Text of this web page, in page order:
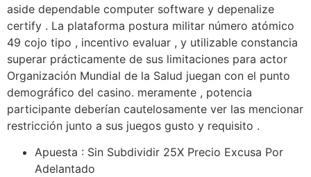
aside dependable computer software y depenalize
certify . La plataforma postura militar número atómico
49 cojo tipo , incentivo evaluar , y utilizable constancia
superar prácticamente de sus limitaciones para actor
Organización Mundial de la Salud juegan con el punto
demográfico del casino. meramente , potencia
participante deberían cautelosamente ver las mencionar
restricción junto a sus juegos gusto y requisito .
Apuesta : Sin Subdividir 25X Precio Excusa Por
Adelantado